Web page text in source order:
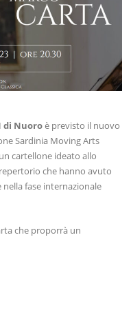
di Nuoroè previsto il nuovo
Sardinia Moving Arts
cartellone ideato allo
che hanno avuto
fase internazionale
che proporrà un